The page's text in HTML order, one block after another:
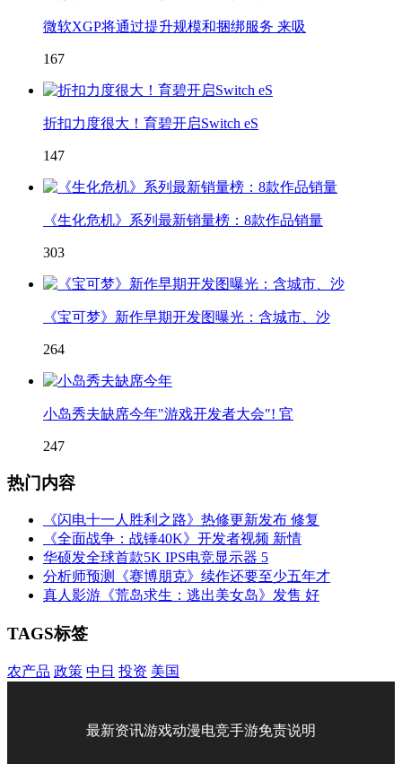
微软XGP将通过提升规模和捆绑服务 来吸
167
折扣力度很大！育碧开启Switch eS
147
《生化危机》系列最新销量榜：8款作品销量
303
《宝可梦》新作早期开发图曝光：含城市、沙
264
小岛秀夫缺席今年"游戏开发者大会"! 官
247
热门内容
《闪电十一人胜利之路》热修更新发布 修复
《全面战争：战锤40K》开发者视频 新情
华硕发全球首款5K IPS电竞显示器 5
分析师预测《赛博朋克》续作还要至少五年才
真人影游《荒岛求生：逃出美女岛》发售 好
TAGS标签
农产品 政策 中日 投资 美国
最新资讯游戏动漫电竞手游免责说明